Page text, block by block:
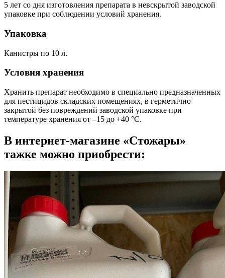
5 лет со дня изготовления препарата в невскрытой заводской
упаковке при соблюдении условий хранения.
Упаковка
Канистры по 10 л.
Условия хранения
Хранить препарат необходимо в специально предназначенных
для пестицидов складских помещениях, в герметично
закрытой без повреждений заводской упаковке при
температуре хранения от –15 до +40 °С.
В интернет-магазине «Стожары»
тажке можно приобрести: